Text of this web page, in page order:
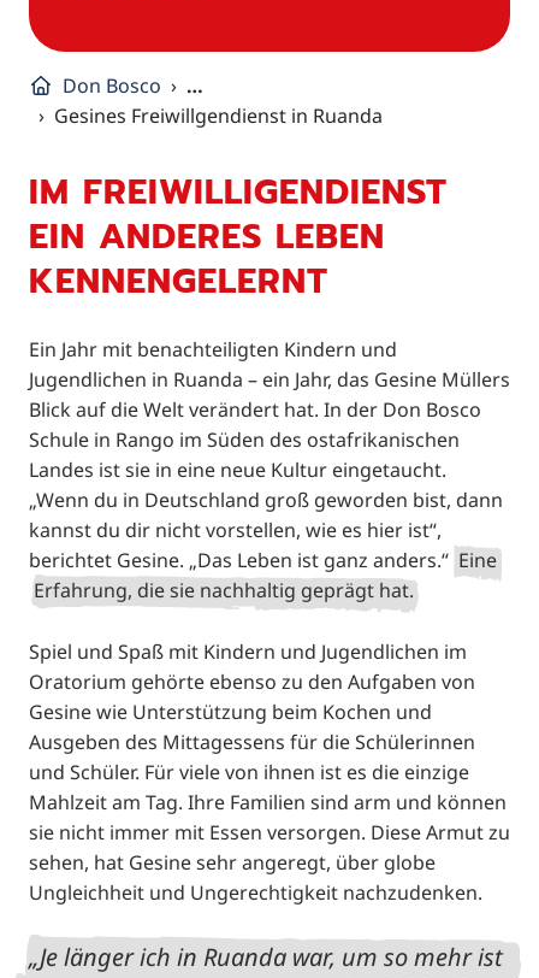
Don Bosco
…
Gesines Freiwillgendienst in Ruanda
IM FREIWILLIGENDIENST
EIN ANDERES LEBEN
KENNENGELERNT
Ein Jahr mit benachteiligten Kindern und
Jugendlichen in Ruanda – ein Jahr, das Gesine Müllers
Blick auf die Welt verändert hat. In der Don Bosco
Schule in Rango im Süden des ostafrikanischen
Landes ist sie in eine neue Kultur eingetaucht.
„Wenn du in Deutschland groß geworden bist, dann
kannst du dir nicht vorstellen, wie es hier ist“,
berichtet Gesine. „Das Leben ist ganz anders.“ Eine
Erfahrung, die sie nachhaltig geprägt hat.
Spiel und Spaß mit Kindern und Jugendlichen im
Oratorium gehörte ebenso zu den Aufgaben von
Gesine wie Unterstützung beim Kochen und
Ausgeben des Mittagessens für die Schülerinnen
und Schüler. Für viele von ihnen ist es die einzige
Mahlzeit am Tag. Ihre Familien sind arm und können
sie nicht immer mit Essen versorgen. Diese Armut zu
sehen, hat Gesine sehr angeregt, über globe
Ungleichheit und Ungerechtigkeit nachzudenken.
Je länger ich in Ruanda war, um so mehr ist